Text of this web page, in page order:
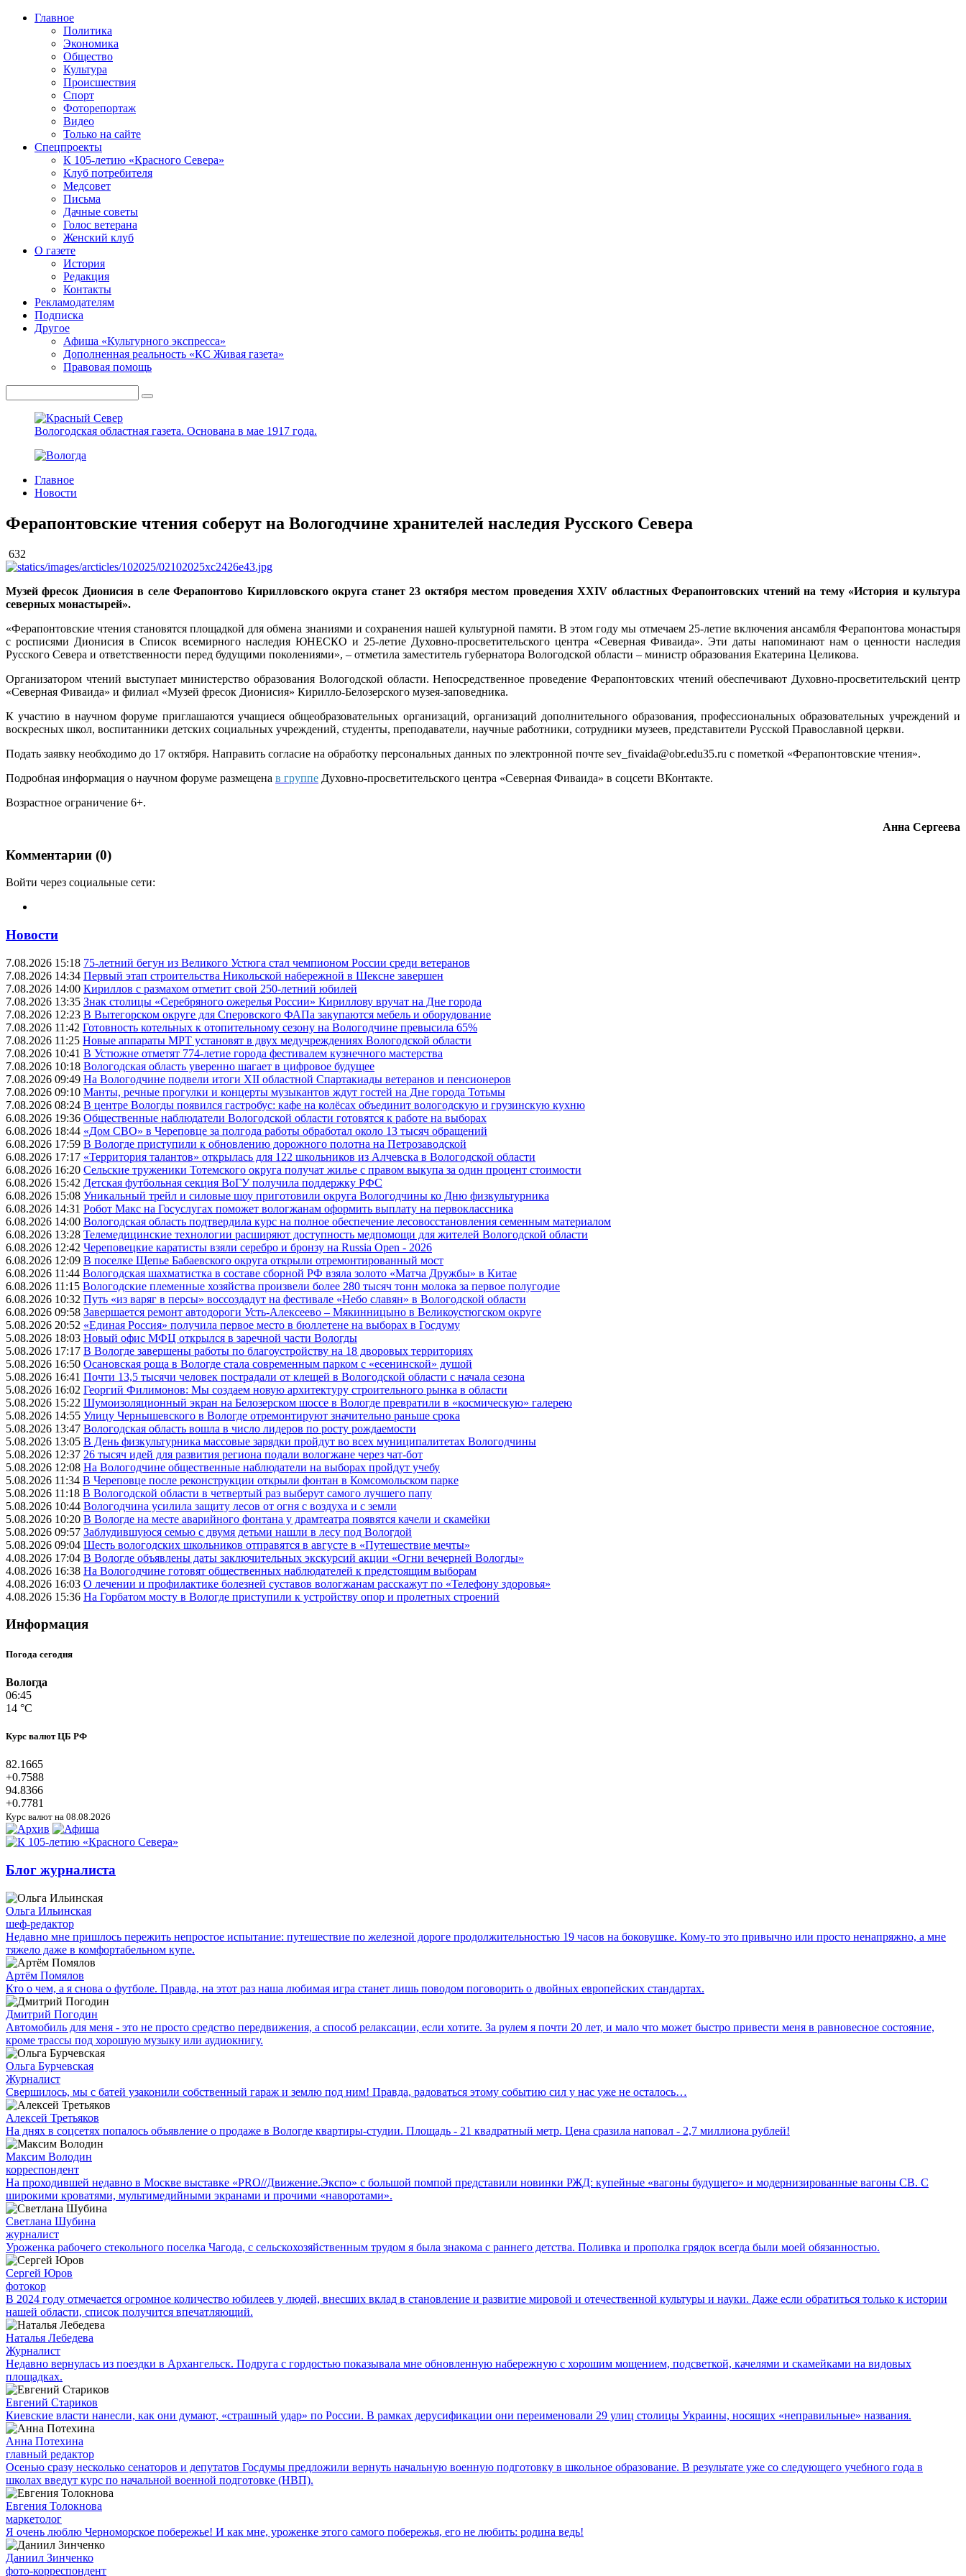
Главное
Политика
Экономика
Общество
Культура
Происшествия
Спорт
Фоторепортаж
Видео
Только на сайте
Спецпроекты
К 105-летию «Красного Севера»
Клуб потребителя
Медсовет
Письма
Дачные советы
Голос ветерана
Женский клуб
О газете
История
Редакция
Контакты
Рекламодателям
Подписка
Другое
Афиша «Культурного экспресса»
Дополненная реальность «КС Живая газета»
Правовая помощь
Вологодская областная газета. Основана в мае 1917 года.
Главное
Новости
Ферапонтовские чтения соберут на Вологодчине хранителей наследия Русского Севера
632
Музей фресок Дионисия в селе Ферапонтово Кирилловского округа станет 23 октября местом проведения XXIV областных Ферапонтовских чтений на тему «История и культура
северных монастырей».
«Ферапонтовские чтения становятся площадкой для обмена знаниями и сохранения нашей культурной памяти. В этом году мы отмечаем 25-летие включения ансамбля Ферапонтова монастыря
с росписями Дионисия в Список всемирного наследия ЮНЕСКО и 25-летие Духовно-просветительского центра «Северная Фиваида». Эти даты напоминают нам о ценности наследия
Русского Севера и ответственности перед будущими поколениями», – отметила заместитель губернатора Вологодской области – министр образования Екатерина Целикова.
Организатором чтений выступает министерство образования Вологодской области. Непосредственное проведение Ферапонтовских чтений обеспечивают Духовно-просветительский центр
«Северная Фиваида» и филиал «Музей фресок Дионисия» Кирилло-Белозерского музея-заповедника.
К участию в научном форуме приглашаются учащиеся общеобразовательных организаций, организаций дополнительного образования, профессиональных образовательных учреждений и
воскресных школ, воспитанники детских социальных учреждений, студенты, преподаватели, научные работники, сотрудники музеев, представители Русской Православной церкви.
Подать заявку необходимо до 17 октября. Направить согласие на обработку персональных данных по электронной почте sev_fivaida@obr.edu35.ru с пометкой «Ферапонтовские чтения».
Подробная информация о научном форуме размещена в группе Духовно-просветительского центра «Северная Фиваида» в соцсети ВКонтакте.
Возрастное ограничение 6+.
Анна Сергеева
Комментарии (0)
Войти через социальные сети:
Новости
7.08.2026 15:18 75-летний бегун из Великого Устюга стал чемпионом России среди ветеранов
7.08.2026 14:34 Первый этап строительства Никольской набережной в Шексне завершен
7.08.2026 14:00 Кириллов с размахом отметит свой 250-летний юбилей
7.08.2026 13:35 Знак столицы «Серебряного ожерелья России» Кириллову вручат на Дне города
7.08.2026 12:23 В Вытегорском округе для Сперовского ФАПа закупаются мебель и оборудование
7.08.2026 11:42 Готовность котельных к отопительному сезону на Вологодчине превысила 65%
7.08.2026 11:25 Новые аппараты МРТ установят в двух медучреждениях Вологодской области
7.08.2026 10:41 В Устюжне отметят 774-летие города фестивалем кузнечного мастерства
7.08.2026 10:18 Вологодская область уверенно шагает в цифровое будущее
7.08.2026 09:49 На Вологодчине подвели итоги XII областной Спартакиады ветеранов и пенсионеров
7.08.2026 09:10 Манты, речные прогулки и концерты музыкантов ждут гостей на Дне города Тотьмы
7.08.2026 08:24 В центре Вологды появился гастробус: кафе на колёсах объединит вологодскую и грузинскую кухню
6.08.2026 19:36 Общественные наблюдатели Вологодской области готовятся к работе на выборах
6.08.2026 18:44 «Дом СВО» в Череповце за полгода работы обработал около 13 тысяч обращений
6.08.2026 17:59 В Вологде приступили к обновлению дорожного полотна на Петрозаводской
6.08.2026 17:17 «Территория талантов» открылась для 122 школьников из Алчевска в Вологодской области
6.08.2026 16:20 Сельские труженики Тотемского округа получат жилье с правом выкупа за один процент стоимости
6.08.2026 15:42 Детская футбольная секция ВоГУ получила поддержку РФС
6.08.2026 15:08 Уникальный трейл и силовые шоу приготовили округа Вологодчины ко Дню физкультурника
6.08.2026 14:31 Робот Макс на Госуслугах поможет вологжанам оформить выплату на первоклассника
6.08.2026 14:00 Вологодская область подтвердила курс на полное обеспечение лесовосстановления семенным материалом
6.08.2026 13:28 Телемедицинские технологии расширяют доступность медпомощи для жителей Вологодской области
6.08.2026 12:42 Череповецкие каратисты взяли серебро и бронзу на Russia Open - 2026
6.08.2026 12:09 В поселке Щепье Бабаевского округа открыли отремонтированный мост
6.08.2026 11:44 Вологодская шахматистка в составе сборной РФ взяла золото «Матча Дружбы» в Китае
6.08.2026 11:15 Вологодские племенные хозяйства произвели более 280 тысяч тонн молока за первое полугодие
6.08.2026 10:32 Путь «из варяг в персы» воссоздадут на фестивале «Небо славян» в Вологодской области
6.08.2026 09:58 Завершается ремонт автодороги Усть-Алексеево – Мякинницыно в Великоустюгском округе
5.08.2026 20:52 «Единая Россия» получила первое место в бюллетене на выборах в Госдуму
5.08.2026 18:03 Новый офис МФЦ открылся в заречной части Вологды
5.08.2026 17:17 В Вологде завершены работы по благоустройству на 18 дворовых территориях
5.08.2026 16:50 Осановская роща в Вологде стала современным парком с «есенинской» душой
5.08.2026 16:41 Почти 13,5 тысячи человек пострадали от клещей в Вологодской области с начала сезона
5.08.2026 16:02 Георгий Филимонов: Мы создаем новую архитектуру строительного рынка в области
5.08.2026 15:22 Шумоизоляционный экран на Белозерском шоссе в Вологде превратили в «космическую» галерею
5.08.2026 14:55 Улицу Чернышевского в Вологде отремонтируют значительно раньше срока
5.08.2026 13:47 Вологодская область вошла в число лидеров по росту рождаемости
5.08.2026 13:05 В День физкультурника массовые зарядки пройдут во всех муниципалитетах Вологодчины
5.08.2026 12:37 26 тысяч идей для развития региона подали вологжане через чат-бот
5.08.2026 12:08 На Вологодчине общественные наблюдатели на выборах пройдут учебу
5.08.2026 11:34 В Череповце после реконструкции открыли фонтан в Комсомольском парке
5.08.2026 11:18 В Вологодской области в четвертый раз выберут самого лучшего папу
5.08.2026 10:44 Вологодчина усилила защиту лесов от огня с воздуха и с земли
5.08.2026 10:20 В Вологде на месте аварийного фонтана у драмтеатра появятся качели и скамейки
5.08.2026 09:57 Заблудившуюся семью с двумя детьми нашли в лесу под Вологдой
5.08.2026 09:04 Шесть вологодских школьников отправятся в августе в «Путешествие мечты»
4.08.2026 17:04 В Вологде объявлены даты заключительных экскурсий акции «Огни вечерней Вологды»
4.08.2026 16:38 На Вологодчине готовят общественных наблюдателей к предстоящим выборам
4.08.2026 16:03 О лечении и профилактике болезней суставов вологжанам расскажут по «Телефону здоровья»
4.08.2026 15:36 На Горбатом мосту в Вологде приступили к устройству опор и пролетных строений
Информация
Погода сегодня
Вологда
06:45
14 °C
Курс валют ЦБ РФ
82.1665
+0.7588
94.8366
+0.7781
Курс валют на 08.08.2026
Блог журналиста
Ольга Ильинская
шеф-редактор
Недавно мне пришлось пережить непростое испытание: путешествие по железной дороге продолжительностью 19 часов на боковушке. Кому-то это привычно или просто ненапряжно, а мне
тяжело даже в комфортабельном купе.
Артём Помялов
Кто о чем, а я снова о футболе. Правда, на этот раз наша любимая игра станет лишь поводом поговорить о двойных европейских стандартах.
Дмитрий Погодин
Автомобиль для меня - это не просто средство передвижения, а способ релаксации, если хотите. За рулем я почти 20 лет, и мало что может быстро привести меня в равновесное состояние,
кроме трассы под хорошую музыку или аудиокнигу.
Ольга Бурчевская
Журналист
Свершилось, мы с батей узаконили собственный гараж и землю под ним! Правда, радоваться этому событию сил у нас уже не осталось…
Алексей Третьяков
На днях в соцсетях попалось объявление о продаже в Вологде квартиры-студии. Площадь - 21 квадратный метр. Цена сразила наповал - 2,7 миллиона рублей!
Максим Володин
корреспондент
На проходившей недавно в Мос­кве выставке «PRO//Движение.Экспо» с большой помпой представили новинки РЖД: купейные «вагоны будущего» и модернизированные вагоны СВ. С
широкими кроватями, мультимедийными экранами и прочими «наворотами».
Светлана Шубина
журналист
Уроженка рабочего стекольного поселка Чагода, с сельскохозяйственным трудом я была знакома с раннего детства. Поливка и прополка грядок всегда были моей обязанностью.
Сергей Юров
фотокор
В 2024 году отмечается огромное количество юбилеев у людей, внесших вклад в становление и развитие мировой и отечественной культуры и науки. Даже если обратиться только к истории
нашей области, список получится впечатляющий.
Наталья Лебедева
Журналист
Недавно вернулась из поездки в Архангельск. Подруга с гордостью показывала мне обновленную набережную с хорошим мощением, подсветкой, качелями и скамейками на видовых
площадках.
Евгений Стариков
Киевские власти нанесли, как они думают, «страшный удар» по России. В рамках дерусификации они переименовали 29 улиц столицы Украины, носящих «неправильные» названия.
Анна Потехина
главный редактор
Осенью сразу несколько сенаторов и депутатов Госдумы предложили вернуть начальную военную подготовку в школьное образование. В результате уже со следующего учебного года в
школах введут курс по начальной военной подготовке (НВП).
Евгения Толокнова
маркетолог
Я очень люблю Черноморское побережье! И как мне, уроженке этого самого побережья, его не любить: родина ведь!
Даниил Зинченко
фото-корреспондент